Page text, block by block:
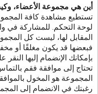
أين هي مجموعة الأعضاء،
تستطيع مشاهدة كافة
لوحة التحكم. للمشاركة في
المقابل لها، ليست كل
فبعضها قد يكون مغلقًا أو
بإمكانك الإنضمام إليها
تحتاج إلى موافقة فقم
المجموعة هو المخول
رغبتك في الانضمام إلى